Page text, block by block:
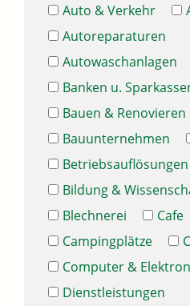
Auto & Verkehr
Autoreparaturen
Autowaschanlagen
Banken u.
Bauen & Renovieren
Bauunternehmen
Bildung &
Blechnerei
Cafe
Campingplätze
Computer &
Dienstleistungen